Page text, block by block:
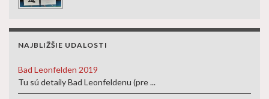
NAJBLIŽŠIE UDALOSTI
Bad Leonfelden 2019
Tu sú detaily Bad Leonfeldenu (pre ...